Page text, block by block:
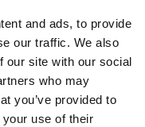
and ads, to provide
our traffic. We also
our site with our social
who may
you’ve provided to
use of their
oft 15 Gänge umfasst. Die
Pflanzen aus einem
Der Service ist gepflegt
Gerichten
Jakobsmuschel als